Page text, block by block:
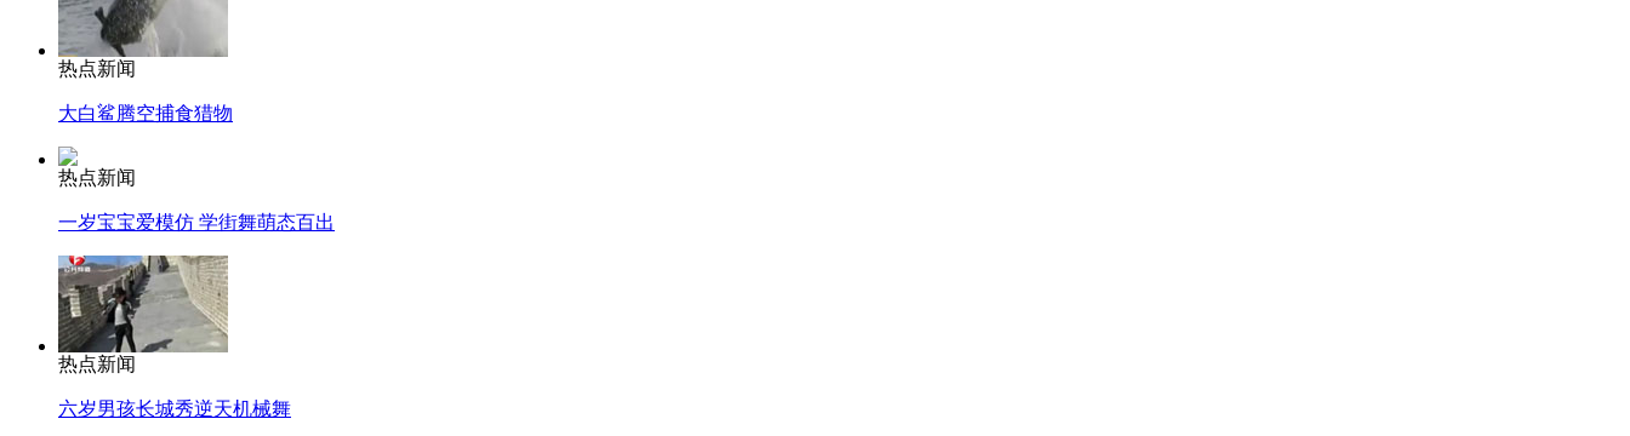
热点新闻
大白鲨腾空捕食猎物
热点新闻
一岁宝宝爱模仿 学街舞萌态百出
热点新闻
六岁男孩长城秀逆天机械舞